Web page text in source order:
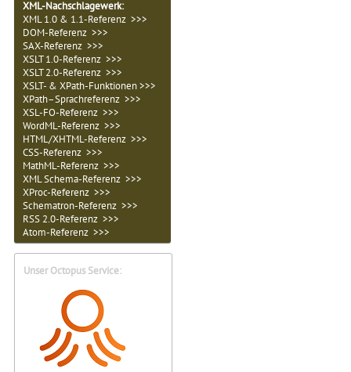
XML-Nachschlagewerk:
XML 1.0 & 1.1-Referenz >>>
DOM-Referenz >>>
SAX-Referenz >>>
XSLT 1.0-Referenz >>>
XSLT 2.0-Referenz >>>
XSLT- & XPath-Funktionen >>>
XPath–Sprachreferenz >>>
XSL-FO-Referenz >>>
WordML-Referenz >>>
HTML/XHTML-Referenz >>>
CSS-Referenz >>>
MathML-Referenz >>>
XML Schema-Referenz >>>
XProc-Referenz >>>
Schematron-Referenz >>>
RSS 2.0-Referenz >>>
Atom-Referenz >>>
Unser Octopus Service: